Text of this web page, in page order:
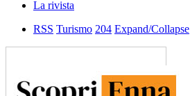
La rivista
RSS Turismo 204 Expand/Collapse